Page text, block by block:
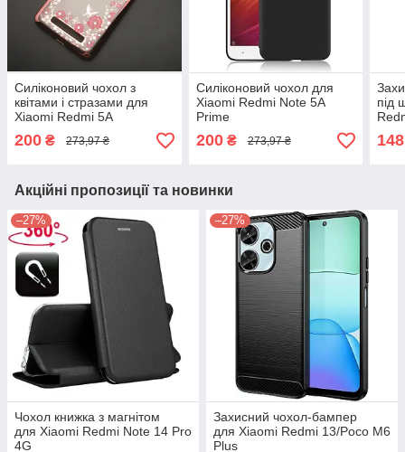
Силіконовий чохол з
квітами і стразами для
Xiaomi Redmi 5A
200 ₴ 273,97 ₴
Силіконовий чохол для
Xiaomi Redmi Note 5A
Prime
200₴ 273,97 ₴
під
148
Акційні пропозиції та новинки
–27%
Чохол книжка з магнітом
для Xiaomi Redmi Note 14 Pro
4G
–27%
Захисний чохол-бампер
для Xiaomi Redmi 13/Poco M6
Plus